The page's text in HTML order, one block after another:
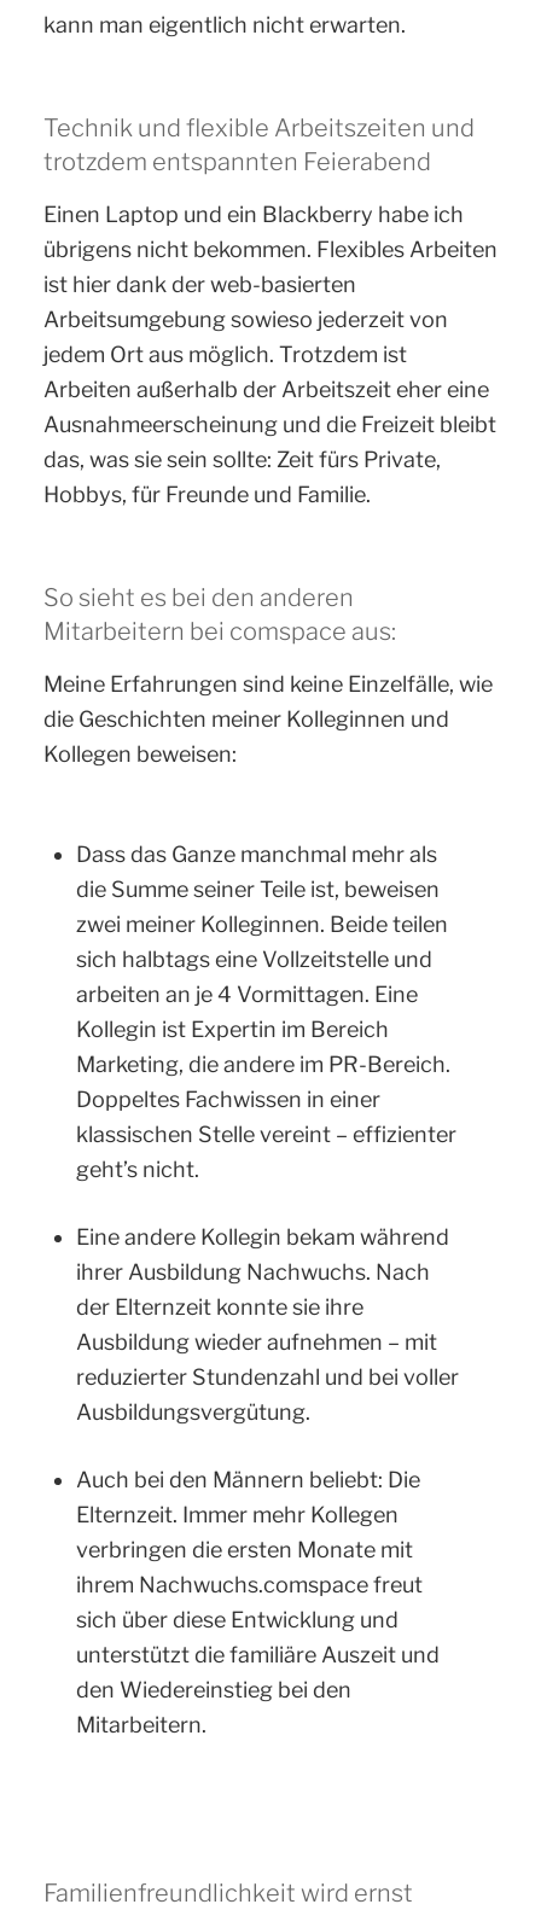
kann man eigentlich nicht erwarten.
Technik und flexible Arbeitszeiten und
trotzdem entspannten Feierabend
Einen Laptop und ein Blackberry habe ich
übrigens nicht bekommen. Flexibles Arbeiten
ist hier dank der web-basierten
Arbeitsumgebung sowieso jederzeit von
jedem Ort aus möglich. Trotzdem ist
Arbeiten außerhalb der Arbeitszeit eher eine
Ausnahmeerscheinung und die Freizeit bleibt
das, was sie sein sollte: Zeit fürs Private,
Hobbys, für Freunde und Familie.
So sieht es bei den anderen
Mitarbeitern bei comspace aus:
Meine Erfahrungen sind keine Einzelfälle, wie
die Geschichten meiner Kolleginnen und
Kollegen beweisen:
Dass das Ganze manchmal mehr als
die Summe seiner Teile ist, beweisen
zwei meiner Kolleginnen. Beide teilen
sich halbtags eine Vollzeitstelle und
arbeiten an je 4 Vormittagen. Eine
Kollegin ist Expertin im Bereich
Marketing, die andere im PR-Bereich.
Doppeltes Fachwissen in einer
klassischen Stelle vereint – effizienter
geht’s nicht.
Eine andere Kollegin bekam während
ihrer Ausbildung Nachwuchs. Nach
der Elternzeit konnte sie ihre
Ausbildung wieder aufnehmen – mit
reduzierter Stundenzahl und bei voller
Ausbildungsvergütung.
Auch bei den Männern beliebt: Die
Elternzeit. Immer mehr Kollegen
verbringen die ersten Monate mit
ihrem Nachwuchs.comspace freut
sich über diese Entwicklung und
unterstützt die familiäre Auszeit und
den Wiedereinstieg bei den
Mitarbeitern.
Familienfreundlichkeit wird ernst